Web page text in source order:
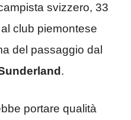
svizzero, 33
club piemontese
del passaggio dal
.
portare qualità